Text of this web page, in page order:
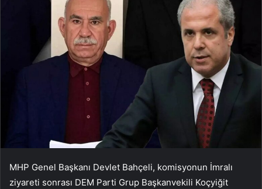
MHP Genel Başkanı Devlet Bahçeli, komisyonun İmralı
ziyareti sonrası DEM Parti Grup Başkanvekili Koçyiğit